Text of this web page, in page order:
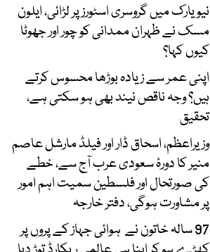
نیویارک میں گروسری اسٹورز پر لڑائی، ایلون
مسک نے ظہران ممدانی کو چور اور جھوٹا
کیوں کہا؟
اپنی عمر سے زیادہ بوڑھا محسوس کرتے
ہیں؟ وجہ ناقص نیند بھی ہو سکتی ہے،
تحقیق
وزیراعظم، اسحاق ڈار اور فیلڈ مارشل عاصم
منیر کا دورۂ سعودی عرب آج سے، خطے
کی صورتحال اور فلسطین سمیت اہم امور
پر مشاورت ہوگی، دفتر خارجہ
97 سالہ خاتون نے ہوائی جہاز کے پروں پر